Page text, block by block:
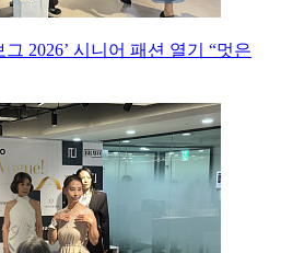
그 2026’ 시니어 패션 열기 “멋은